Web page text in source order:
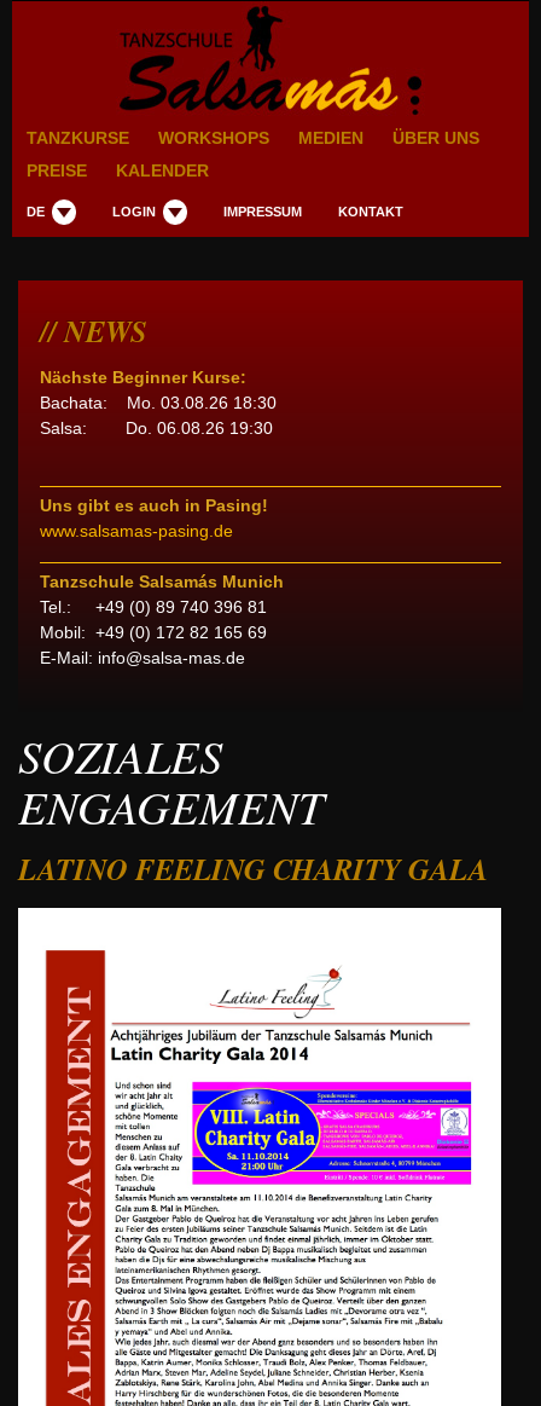
TANZKURSE WORKSHOPS MEDIEN
ÜBER UNS
PREISE
KALENDER
DE LOGIN IMPRESSUM KONTAKT
NEWS
Nächste Beginner Kurse:
Bachata: Mo. 03.08.26 18:30
Salsa: Do. 06.08.26 19:30
Uns gibt es auch in Pasing!
www.salsamas-pasing.de
Tanzschule Salsamás Munich
Tel.: +49 (0) 89 740 396 81
Mobil: +49 (0) 172 82 165 69
E-Mail: info@salsa-mas.de
SOZIALES
ENGAGEMENT
LATINO FEELING CHARITY GALA